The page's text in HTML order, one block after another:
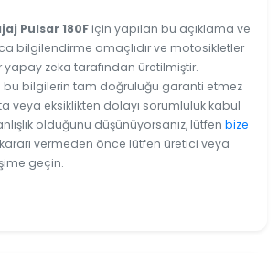
Pulsar 180F için yapılan bu açıklama ve
bilgilendirme amaçlıdır ve motosikletler
yapay zeka tarafından üretilmiştir.
bu bilgilerin tam doğruluğu garanti etmez
veya eksiklikten dolayı sorumluluk kabul
olduğunu düşünüyorsanız, lütfen bize
vermeden önce lütfen üretici veya
geçin.